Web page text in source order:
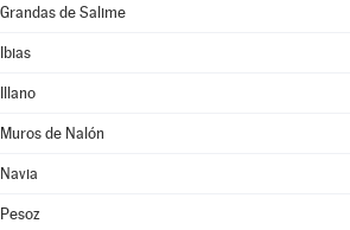
Grandas de Salime
Ibias
Illano
Muros de Nalón
Navia
Pesoz